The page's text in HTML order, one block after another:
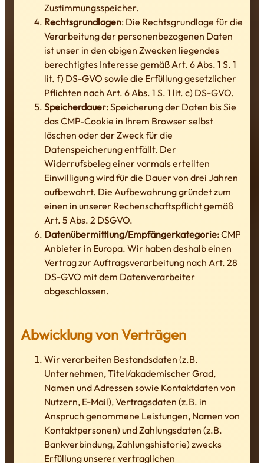
Zustimmungsspeicher.
Rechtsgrundlagen: Die Rechtsgrundlage für die
Verarbeitung der personenbezogenen Daten
ist unser in den obigen Zwecken liegendes
berechtigtes Interesse gemäß Art. 6 Abs. 1 S. 1
lit. f) DS-GVO sowie die Erfüllung gesetzlicher
Pflichten nach Art. 6 Abs. 1 S. 1 lit. c) DS-GVO.
Speicherdauer:Speicherung der Daten bis Sie
das CMP-Cookie in Ihrem Browser selbst
löschen oder der Zweck für die
Datenspeicherung entfällt. Der
Widerrufsbeleg einer vormals erteilten
Einwilligung wird für die Dauer von drei Jahren
aufbewahrt. Die Aufbewahrung gründet zum
einen in unserer Rechenschaftspflicht gemäß
Art. 5 Abs. 2 DSGVO.
Datenübermittlung/Empfängerkategorie:CMP
Anbieter in Europa. Wir haben deshalb einen
Vertrag zur Auftragsverarbeitung nach Art. 28
DS-GVO mit dem Datenverarbeiter
abgeschlossen.
Abwicklung von Verträgen
Wir verarbeiten Bestandsdaten (z.B.
Unternehmen, Titel/akademischer Grad,
Namen und Adressen sowie Kontaktdaten von
Nutzern, E-Mail), Vertragsdaten (z.B. in
Anspruch genommene Leistungen, Namen von
Kontaktpersonen) und Zahlungsdaten (z.B.
Bankverbindung, Zahlungshistorie) zwecks
Erfüllung unserer vertraglichen